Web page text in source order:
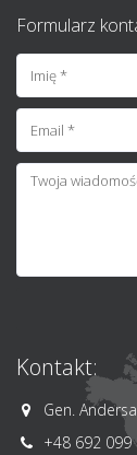
Formularz
Kontakt:
Gen.
+48 692 099